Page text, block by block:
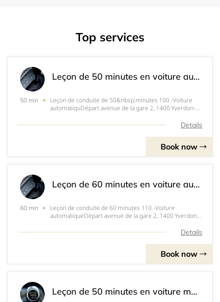
Top services
Leçon de 50 minutes en voiture automatique
50 min
Leçon de conduite de 50&nbsp;minutes 100.-Voiture
automatiquDépart avenue de la gare 2, 1400 Yverdon-
Details
Book now
Leçon de 60 minutes en voiture automatique
60 min
Leçon de conduite de 60 minutes 110.-Voiture
automatiqueDépart avenue de la gare 2, 1400 Yverdon-
Details
Book now
Leçon de 50 minutes en voiture manuelle